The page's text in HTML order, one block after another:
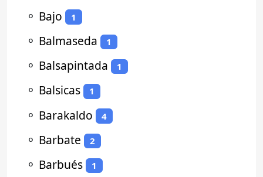
⚬ Bajo 1
⚬ Balmaseda 1
⚬ Balsapintada 1
⚬ Balsicas 1
⚬ Barakaldo 4
⚬ Barbate 2
⚬ Barbués 1